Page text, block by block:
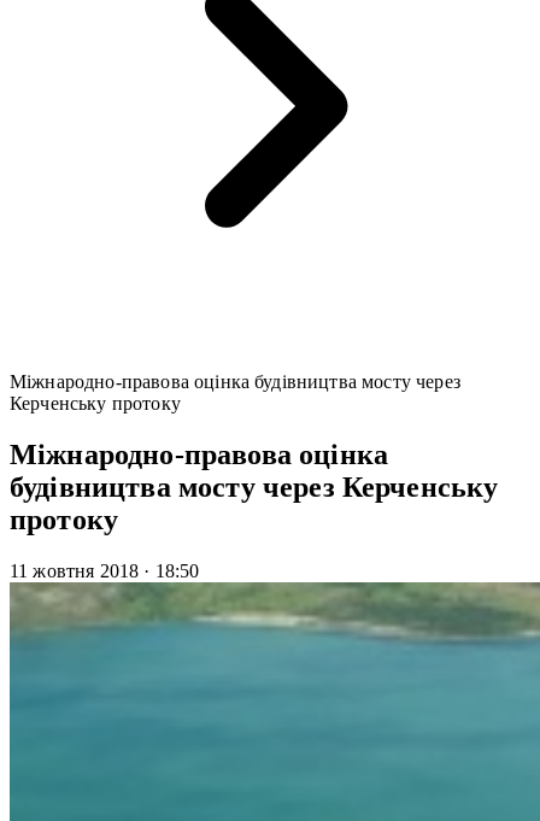
Міжнародно-правова оцінка будівництва мосту через
Керченську протоку
Міжнародно-правова оцінка
будівництва мосту через Керченську
протоку
11 жовтня 2018 · 18:50